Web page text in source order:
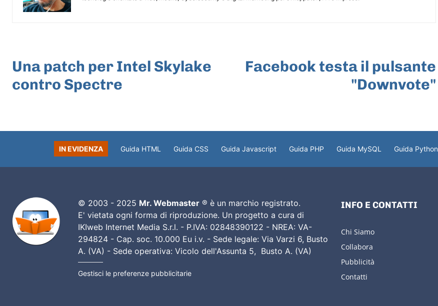
Una patch per Intel Skylake
contro Spectre
Facebook testa il pulsante
"Downvote"
IN EVIDENZA Guida HTML Guida CSS Guida Javascript Guida PHP Guida MySQL Guida Python
© 2003 - 2025 Mr. Webmaster® è un marchio registrato.
E' vietata ogni forma di riproduzione. Un progetto a cura di
IKIweb Internet Media S.r.l. - P.IVA: 02848390122 - NREA: VA-
294824 - Cap. soc. 10.000 Eu i.v. - Sede legale: Via Varzi 6, Busto
A. (VA) - Sede operativa: Vicolo dell'Assunta 5, Busto A. (VA)
Gestisci le preferenze pubblicitarie
INFO E CONTATTI
Chi Siamo
Collabora
Pubblicità
Contatti